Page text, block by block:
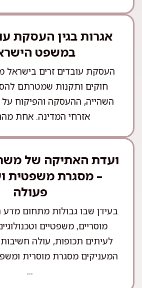
אגרות בגין העסקת
במשפט
העסקת עובדים זרים בישראל
חוקים ותקנות שמטרתם
השהייה, ההעסקה והפיקוח על
אזרחי המדינה. אחת
ועדת האתיקה של
– מסגרת משפטית
פעולה
בעידן שבו גבולות מתחום מדע
מוסריים, משפטיים
לעיתים תכופות, עולה
המעניקים מסגרת מוסרית
...